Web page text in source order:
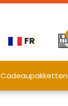
FR
Cadeaupakketten